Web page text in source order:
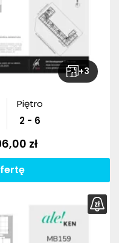
+3
Piętro
2 - 6
zł